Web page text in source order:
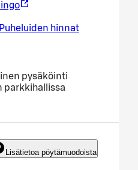
Puheluiden hinnat
pysäköinti
parkkihallissa
Lisätietoa pöytämuodoista